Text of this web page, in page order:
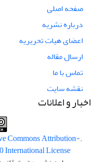
صفحه اصلی
درباره نشریه
اعضای هیات تحریریه
ارسال مقاله
تماس با ما
نقشه سایت
اخبار و اعلانات
.This work is licensed under a
Commons Attribution-
License